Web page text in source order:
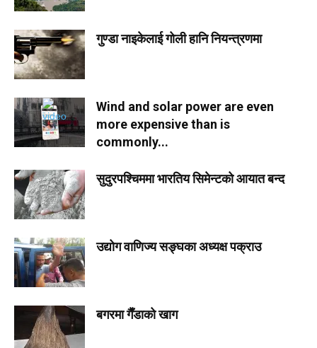
गुण्डा नाइकेलाई गोली हानि नियन्त्रणमा
Wind and solar power are even
more expensive than is
commonly...
सुदुरपश्चिममा भारतिय सिमेन्टको आयात बन्द
उद्योग वाणिज्य सङ्घका अध्यक्ष पक्राउ
बगरमा गैँडाको खाग